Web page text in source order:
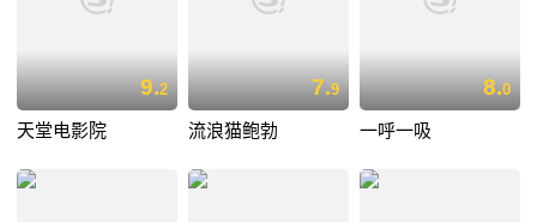
9.2
天堂电影院
7.9
流浪猫鲍勃
8.0
一呼一吸